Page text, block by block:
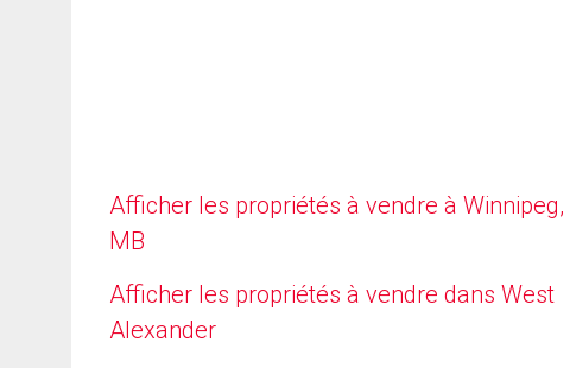
Afficher les propriétés à vendre à Winnipeg,
MB
Afficher les propriétés à vendre dans West
Alexander